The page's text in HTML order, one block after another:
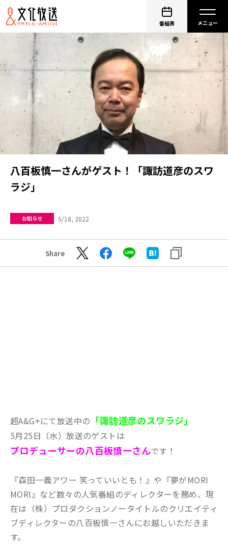
番組表
八百板慎一さんがゲスト！「諏訪道彦のスワ
ラジ」
お知らせ 5/18, 2022
Share
超A&G+にて放送中の 「諏訪道彦のスワラジ」
5月25日（水）放送のゲストは
プロデューサーの八百板慎一さんです！
『森田一義アワー 笑っていいとも！』や『夢がMORI
MORI』など数々の人気番組のディレクターを務め、現
在は（株）プロダクションノータイトルのクリエイティ
ブディレクターの八百板慎一さんにお越しいただきま
す。